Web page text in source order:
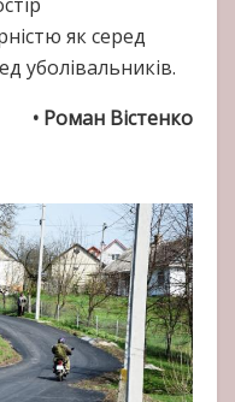
як серед
уболівальників.
• Роман Вістенко